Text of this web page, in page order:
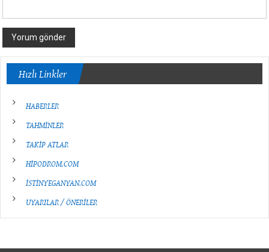
Hızlı Linkler
HABERLER
TAHMİNLER
TAKİP ATLAR
HİPODROM.COM
İSTİNYEGANYAN.COM
UYARILAR / ÖNERİLER